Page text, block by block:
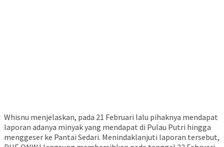
Whisnu menjelaskan, pada 21 Februari lalu pihaknya mendapat
laporan adanya minyak yang mendapat di Pulau Putri hingga
menggeser ke Pantai Sedari. Menindaklanjuti laporan tersebut,